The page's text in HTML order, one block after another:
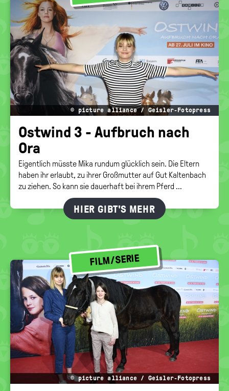
© picture alliance / Geisler-Fotopress
Ost­wind 3 - Auf­bruch nach
Ora
Eigentlich müsste Mika rundum glücklich sein. Die Eltern
haben ihr erlaubt, zu ihrer Großmutter auf Gut Kaltenbach
zu ziehen. So kann sie dauerhaft bei ihrem Pferd ...
HIER GIBT'S MEHR
FILM/SERIE
© picture alliance / Geisler-Fotopress